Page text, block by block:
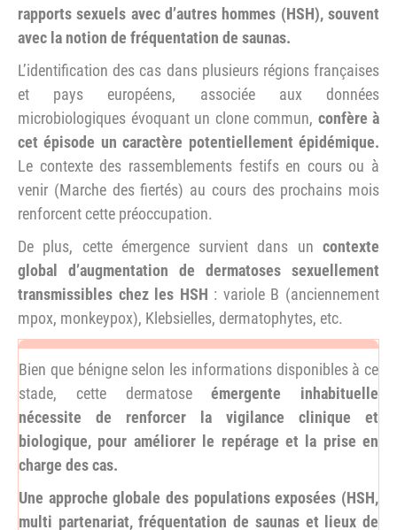
rapports sexuels avec d’autres hommes (HSH), souvent
avec la notion de fréquentation de saunas.
L’identification des cas dans plusieurs régions françaises
et pays européens, associée aux données
microbiologiques évoquant un clone commun, confère à
cet épisode un caractère potentiellement épidémique.
Le contexte des rassemblements festifs en cours ou à
venir (Marche des fiertés) au cours des prochains mois
renforcent cette préoccupation.
De plus, cette émergence survient dans un contexte
global d’augmentation de dermatoses sexuellement
transmissibles chez les HSH : variole B (anciennement
mpox, monkeypox), Klebsielles, dermatophytes, etc.
Bien que bénigne selon les informations disponibles à ce
stade, cette dermatoseémergente inhabituelle
nécessite de renforcer la vigilance clinique et
biologique, pour améliorer le repérage et la prise en
charge des cas.
Une approche globale des populations exposées (HSH,
multi partenariat, fréquentation de saunas et lieux de